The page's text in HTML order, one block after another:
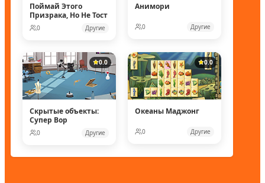
Поймай Этого
Призрака, Но Не Тост
0 Другие
Анимори
0 Другие
0.0
Скрытые объекты:
Супер Вор
0 Другие
0.0
Океаны Маджонг
0 Другие